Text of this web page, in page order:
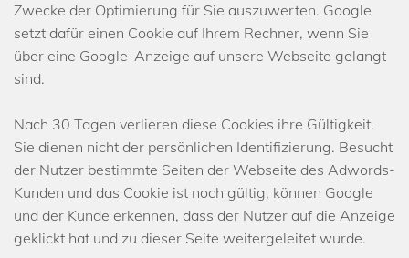
Zwecke der Optimierung für Sie auszuwerten. Google
setzt dafür einen Cookie auf Ihrem Rechner, wenn Sie
über eine Google-Anzeige auf unsere Webseite gelangt
sind.
Nach 30 Tagen verlieren diese Cookies ihre Gültigkeit.
Sie dienen nicht der persönlichen Identifizierung. Besucht
der Nutzer bestimmte Seiten der Webseite des Adwords-
Kunden und das Cookie ist noch gültig, können Google
und der Kunde erkennen, dass der Nutzer auf die Anzeige
geklickt hat und zu dieser Seite weitergeleitet wurde.